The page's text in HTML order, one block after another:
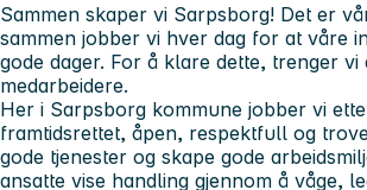
Sammen skaper vi Sarpsborg! Det er
sammen jobber vi hver dag for at våre
gode dager. For å klare dette, trenger vi
medarbeidere.
Her i Sarpsborg kommune jobber vi
framtidsrettet, åpen, respektfull og
gode tjenester og skape gode
ansatte vise handling gjennom å våge,